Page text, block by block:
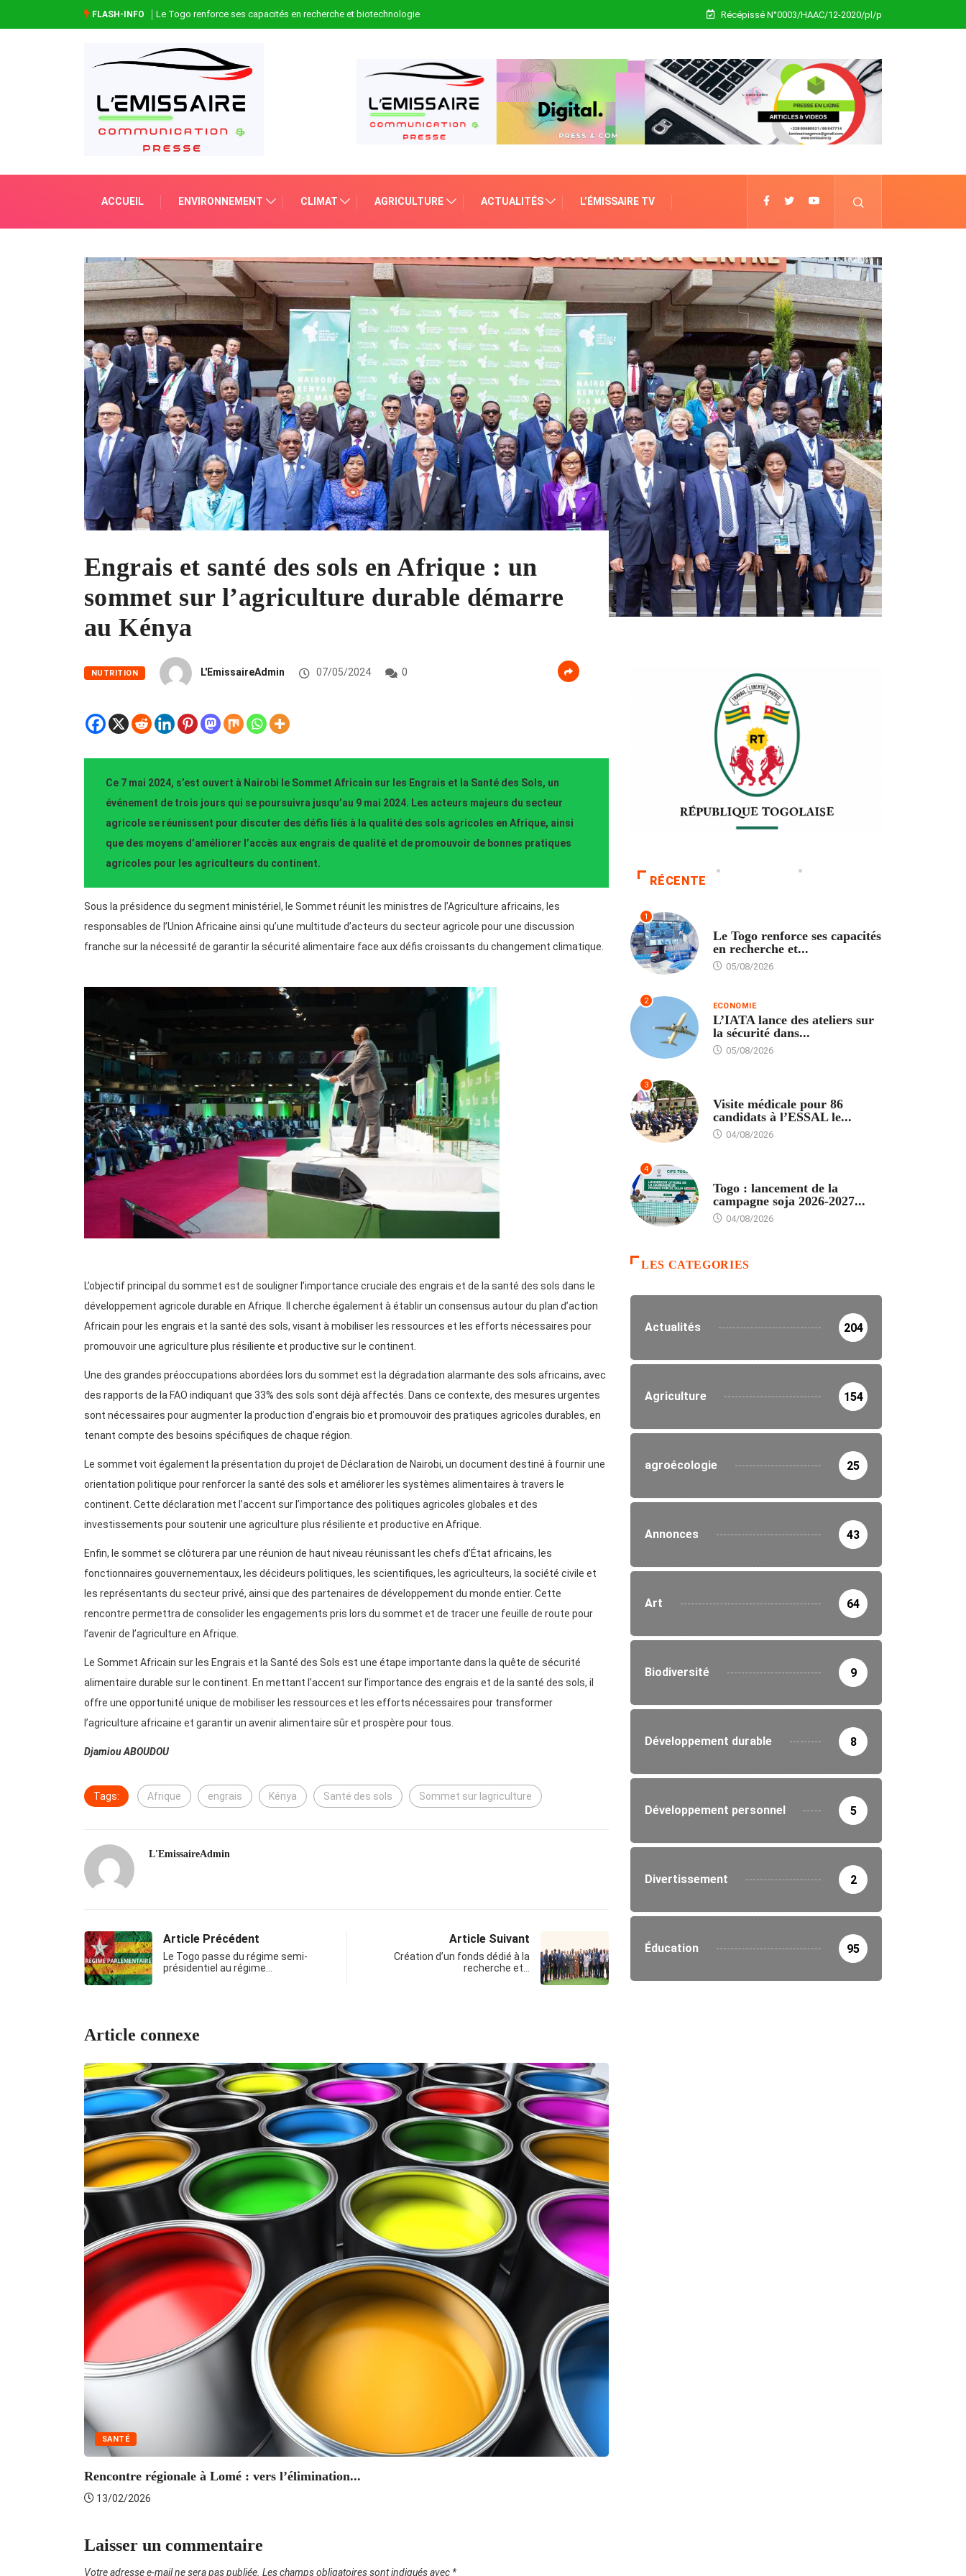
FLASH-INFO Le Togo renforce ses capacités en recherche et biotechnologie Récépissé N°0003/HAAC/12-2020/pl/p
ACCUEIL ENVIRONNEMENT CLIMAT AGRICULTURE ACTUALITÉS L’ÉMISSAIRE TV
Engrais et santé des sols en Afrique : un
sommet sur l’agriculture durable démarre
au Kénya
NUTRITION L'EmissaireAdmin 07/05/2024 0
Ce 7 mai 2024, s’est ouvert à Nairobi le Sommet Africain sur les Engrais et la Santé des Sols, un
événement de trois jours qui se poursuivra jusqu’au 9 mai 2024. Les acteurs majeurs du secteur
agricole se réunissent pour discuter des défis liés à la qualité des sols agricoles en Afrique, ainsi
que des moyens d’améliorer l’accès aux engrais de qualité et de promouvoir de bonnes pratiques
agricoles pour les agriculteurs du continent.
Sous la présidence du segment ministériel, le Sommet réunit les ministres de l’Agriculture africains, les
responsables de l’Union Africaine ainsi qu’une multitude d’acteurs du secteur agricole pour une discussion
franche sur la nécessité de garantir la sécurité alimentaire face aux défis croissants du changement climatique.
L’objectif principal du sommet est de souligner l’importance cruciale des engrais et de la santé des sols dans le
développement agricole durable en Afrique. Il cherche également à établir un consensus autour du plan d’action
Africain pour les engrais et la santé des sols, visant à mobiliser les ressources et les efforts nécessaires pour
promouvoir une agriculture plus résiliente et productive sur le continent.
Une des grandes préoccupations abordées lors du sommet est la dégradation alarmante des sols africains, avec
des rapports de la FAO indiquant que 33% des sols sont déjà affectés. Dans ce contexte, des mesures urgentes
sont nécessaires pour augmenter la production d’engrais bio et promouvoir des pratiques agricoles durables, en
tenant compte des besoins spécifiques de chaque région.
Le sommet voit également la présentation du projet de Déclaration de Nairobi, un document destiné à fournir une
orientation politique pour renforcer la santé des sols et améliorer les systèmes alimentaires à travers le
continent. Cette déclaration met l’accent sur l’importance des politiques agricoles globales et des
investissements pour soutenir une agriculture plus résiliente et productive en Afrique.
Enfin, le sommet se clôturera par une réunion de haut niveau réunissant les chefs d’État africains, les
fonctionnaires gouvernementaux, les décideurs politiques, les scientifiques, les agriculteurs, la société civile et
les représentants du secteur privé, ainsi que des partenaires de développement du monde entier. Cette
rencontre permettra de consolider les engagements pris lors du sommet et de tracer une feuille de route pour
l’avenir de l’agriculture en Afrique.
Le Sommet Africain sur les Engrais et la Santé des Sols est une étape importante dans la quête de sécurité
alimentaire durable sur le continent. En mettant l’accent sur l’importance des engrais et de la santé des sols, il
offre une opportunité unique de mobiliser les ressources et les efforts nécessaires pour transformer
l’agriculture africaine et garantir un avenir alimentaire sûr et prospère pour tous.
Djamiou ABOUDOU
Tags: Afrique engrais Kénya Santé des sols Sommet sur lagriculture
L'EmissaireAdmin
Article Précédent
Le Togo passe du régime semi-
présidentiel au régime…
Article Suivant
Création d’un fonds dédié à la
recherche et…
Article connexe
SANTÉ
Rencontre régionale à Lomé : vers l’élimination...
13/02/2026
Laisser un commentaire
Votre adresse e-mail ne sera pas publiée. Les champs obligatoires sont indiqués avec *
RÉCENTE
1
Le Togo renforce ses capacités
en recherche et...
05/08/2026
2 ECONOMIE
L’IATA lance des ateliers sur
la sécurité dans...
05/08/2026
3
Visite médicale pour 86
candidats à l’ESSAL le...
04/08/2026
4
Togo : lancement de la
campagne soja 2026-2027...
04/08/2026
LES CATEGORIES
Actualités 204
Agriculture 154
agroécologie 25
Annonces 43
Art 64
Biodiversité 9
Développement durable 8
Développement personnel 5
Divertissement 2
Éducation 95